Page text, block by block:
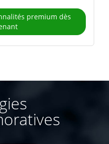
premium dès